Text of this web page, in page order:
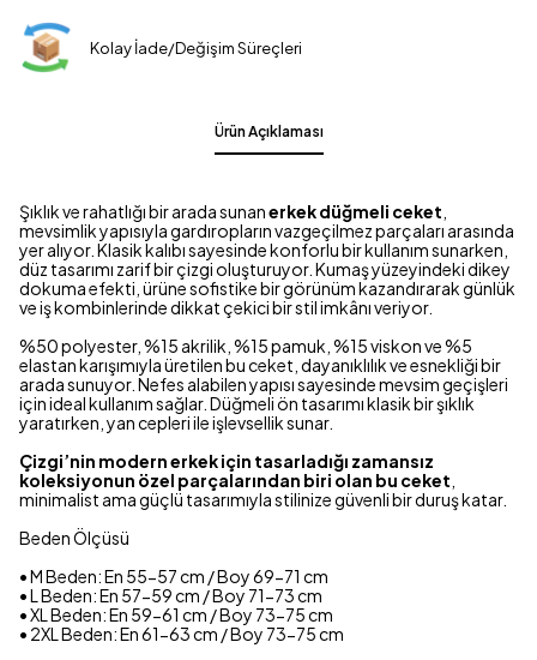
Kolay İade/Değişim Süreçleri
Ürün Açıklaması
Şıklık ve rahatlığı bir arada sunanerkek düğmeli ceket
mevsimlik yapısıyla gardıropların vazgeçilmez parçaları arasında
yer alıyor. Klasik kalıbı sayesinde konforlu bir kullanım sunarken,
düz tasarımı zarif bir çizgi oluşturuyor. Kumaş yüzeyindeki dikey
dokuma efekti, ürüne sofistike bir görünüm kazandırarak günlük
ve iş kombinlerinde dikkat çekici bir stil imkânı veriyor.
%50 polyester, %15 akrilik, %15 pamuk, %15 viskon ve %5
elastan karışımıyla üretilen bu ceket, dayanıklılık ve esnekliği bir
arada sunuyor. Nefes alabilen yapısı sayesinde mevsim geçişleri
için ideal kullanım sağlar. Düğmeli ön tasarımı klasik bir şıklık
yaratırken, yan cepleri ile işlevsellik sunar.
Çizgi’nin modern erkek için tasarladığı zamansız
koleksiyonun özel parçalarından biri olan bu ceket
minimalist ama güçlü tasarımıyla stilinize güvenli bir duruş katar.
Beden Ölçüsü
• M Beden: En 55-57 cm / Boy 69-71 cm
• L Beden: En 57-59 cm / Boy 71-73 cm
• XL Beden: En 59-61 cm / Boy 73-75 cm
• 2XL Beden: En 61-63 cm / Boy 73-75 cm